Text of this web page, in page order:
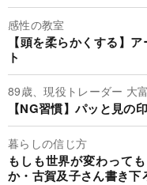
感性の教室
【頭を柔らかくする】
ト
89歳、現役トレーダー 大
【NG習慣】パッと見の
暮らしの信じ方
もしも世界が変わって
か・古賀及子さん書き下